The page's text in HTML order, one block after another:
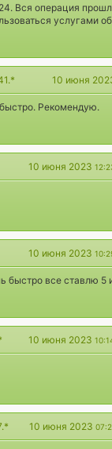
Вся операция
услугами
10 июня
Рекомендую.
10 июня 2023
10 июня 2023
быстро все ставлю 5
10 июня 2023
10 июня 2023